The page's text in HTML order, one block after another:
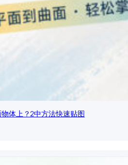
体上？2中方法快速贴图